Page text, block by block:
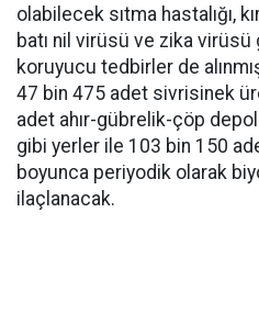
olabilecek sıtma hastalığı,
batı nil virüsü ve zika virüsü
koruyucu tedbirler de
47 bin 475 adet sivrisinek
adet ahır-gübrelik-çöp
gibi yerler ile 103 bin 150
boyunca periyodik olarak
ilaçlanacak.